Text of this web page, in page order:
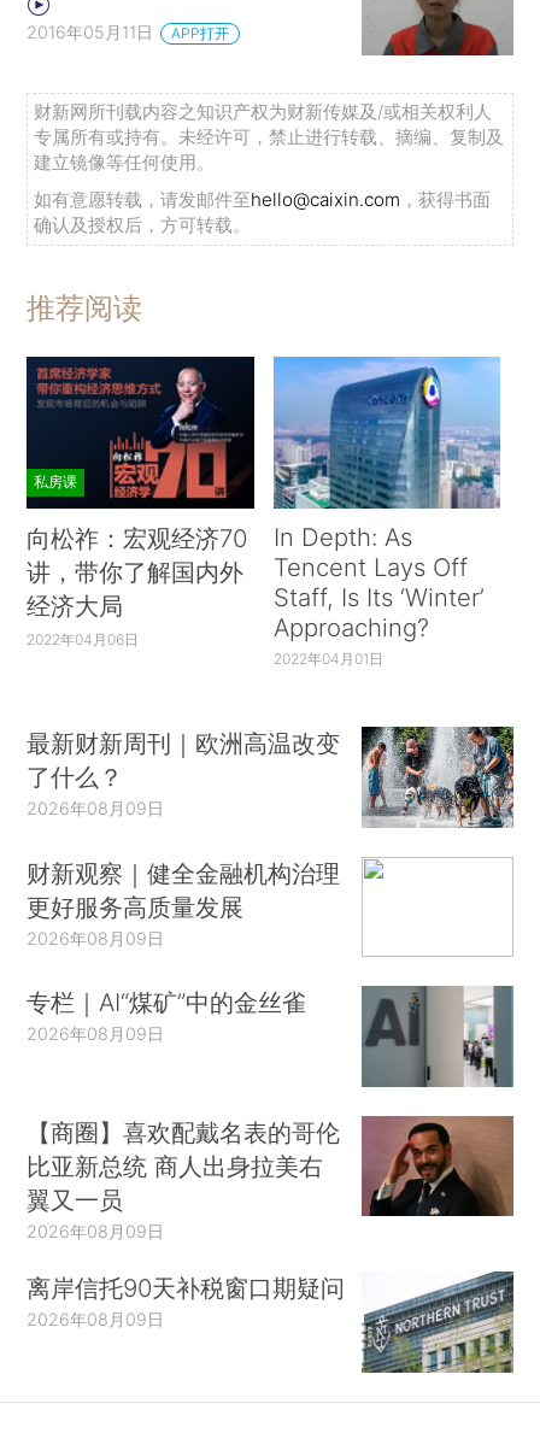
2016年05月11日 APP打开
财新网所刊载内容之知识产权为财新传媒及/或相关权利人
专属所有或持有。未经许可，禁止进行转载、摘编、复制及
建立镜像等任何使用。
如有意愿转载，请发邮件至hello@caixin.com ，获得书面
确认及授权后，方可转载。
推荐阅读
私房课
向松祚：宏观经济70
讲，带你了解国内外
经济大局
2022年04月06日
In Depth: As
Tencent Lays Off
Staff, Is Its ‘Winter’
Approaching?
2022年04月01日
最新财新周刊｜欧洲高温改变
了什么？
2026年08月09日
财新观察｜健全金融机构治理
更好服务高质量发展
2026年08月09日
专栏｜AI“煤矿”中的金丝雀
2026年08月09日
【商圈】喜欢配戴名表的哥伦
比亚新总统 商人出身拉美右
翼又一员
2026年08月09日
离岸信托90天补税窗口期疑问
2026年08月09日